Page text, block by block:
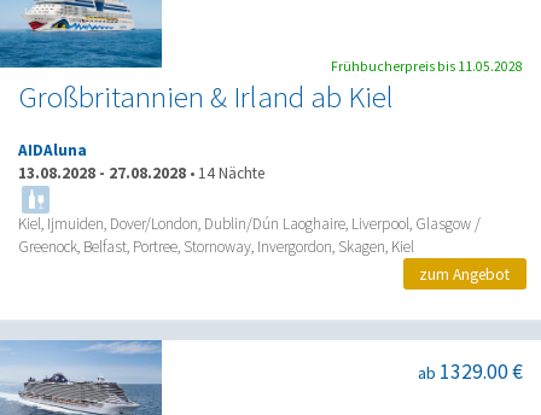
Großbritannien & Irland ab Kiel
AIDAluna
13.08.2028 - 27.08.2028 • 14 Nächte
Kiel, Ijmuiden, Dover/London, Dublin/Dún Laoghaire, Liverpool, Glasgow /
Greenock, Belfast, Portree, Stornoway, Invergordon, Skagen, Kiel
Frühbucherpreis bis 11.05.2028
zum Angebot
ab 1329.00 €